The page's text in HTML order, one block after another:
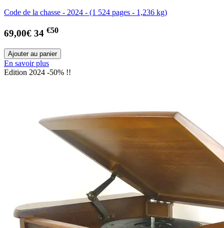
Code de la chasse - 2024 - (1 524 pages - 1,236 kg)
69,00€ 34 €50
En savoir plus
Edition 2024 -50% !!